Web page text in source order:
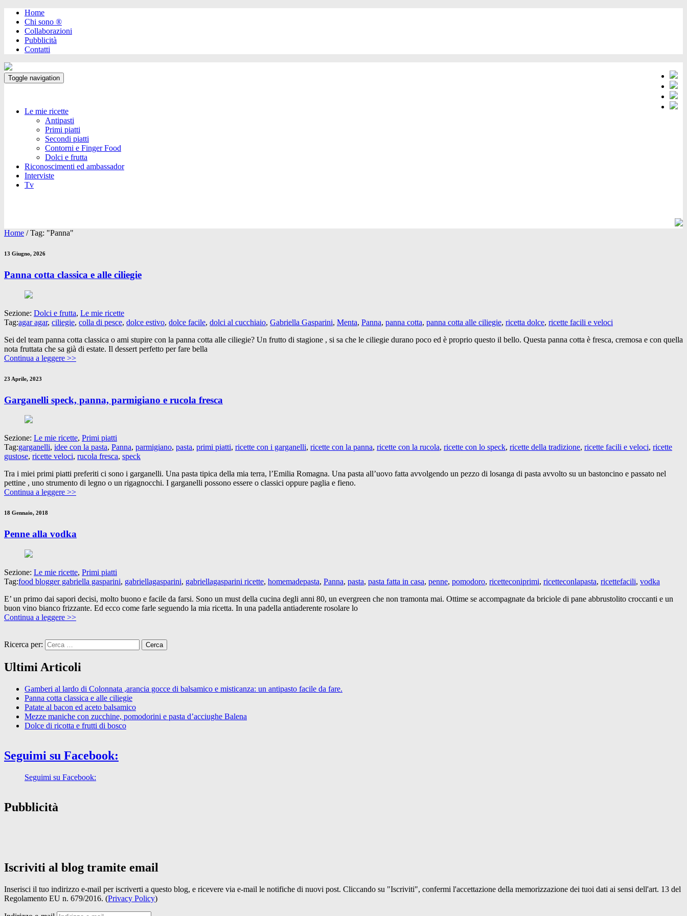
Home
Chi sono ®️
Collaborazioni
Pubblicità
Contatti
Toggle navigation
Le mie ricette
Antipasti
Primi piatti
Secondi piatti
Contorni e Finger Food
Dolci e frutta
Riconoscimenti ed ambassador
Interviste
Tv
Home /Tag: "Panna"
13 Giugno, 2026
Panna cotta classica e alle ciliegie
Sezione: Dolci e frutta, Le mie ricette
Tag:agar agar, ciliegie, colla di pesce, dolce estivo, dolce facile, dolci al cucchiaio, Gabriella Gasparini, Menta, Panna, panna cotta, panna cotta alle ciliegie, ricetta dolce, ricette facili e veloci
Sei del team panna cotta classica o ami stupire con la panna cotta alle ciliegie? Un frutto di stagione , si sa che le ciliegie durano poco ed è proprio questo il bello. Questa panna cotta è fresca, cremosa e con quella
nota fruttata che sa già di estate. Il dessert perfetto per fare bella
Continua a leggere >>
23 Aprile, 2023
Garganelli speck, panna, parmigiano e rucola fresca
Sezione: Le mie ricette, Primi piatti
Tag:garganelli, idee con la pasta, Panna, parmigiano, pasta, primi piatti, ricette con i garganelli, ricette con la panna, ricette con la rucola, ricette con lo speck, ricette della tradizione, ricette facili e veloci, ricette
gustose, ricette veloci, rucola fresca, speck
Tra i miei primi piatti preferiti ci sono i garganelli. Una pasta tipica della mia terra, l’Emilia Romagna. Una pasta all’uovo fatta avvolgendo un pezzo di losanga di pasta avvolto su un bastoncino e passato nel
pettine , uno strumento di legno o un rigagnocchi. I garganelli possono essere o classici oppure paglia e fieno.
Continua a leggere >>
18 Gennaio, 2018
Penne alla vodka
Sezione: Le mie ricette, Primi piatti
Tag:food blogger gabriella gasparini, gabriellagasparini, gabriellagasparini ricette, homemadepasta, Panna, pasta, pasta fatta in casa, penne, pomodoro, ricetteconiprimi, ricetteconlapasta, ricettefacili, vodka
E’ un primo dai sapori decisi, molto buono e facile da farsi. Sono un must della cucina degli anni 80, un evergreen che non tramonta mai. Ottime se accompagnate da briciole di pane abbrustolito croccanti e un
buon vino bianco frizzante. Ed ecco come farle seguendo la mia ricetta. In una padella antiaderente rosolare lo
Continua a leggere >>
Ricerca per:
Ultimi Articoli
Gamberi al lardo di Colonnata ,arancia gocce di balsamico e misticanza: un antipasto facile da fare.
Panna cotta classica e alle ciliegie
Patate al bacon ed aceto balsamico
Mezze maniche con zucchine, pomodorini e pasta d’acciughe Balena
Dolce di ricotta e frutti di bosco
Seguimi su Facebook:
Seguimi su Facebook:
Pubblicità
Iscriviti al blog tramite email
Inserisci il tuo indirizzo e-mail per iscriverti a questo blog, e ricevere via e-mail le notifiche di nuovi post. Cliccando su "Iscriviti", confermi l'accettazione della memorizzazione dei tuoi dati ai sensi dell'art. 13 del
Regolamento EU n. 679/2016. (Privacy Policy)